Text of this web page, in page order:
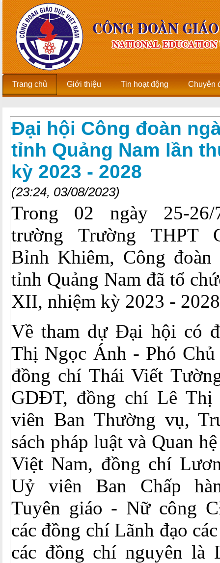
Trang chủ Giới thiệu Tin hoạt động Chuyên
Đại hội Công đoàn
tỉnh Quảng Nam lần
kỳ 2023 - 2028
(23:24, 03/08/2023)
Trong 02 ngày 25-
trường Trường THPT
Bỉnh Khiêm, Công đoàn
tỉnh Quảng Nam đã tổ
XII, nhiệm kỳ 2023 -
Về tham dự Đại hội có
Thị Ngọc Ánh - Phó
đồng chí Thái Viết
GDĐT, đồng chí Lê
viên Ban Thường vụ,
sách pháp luật và Quan
Việt Nam, đồng chí
Uỷ viên Ban Chấp
Tuyên giáo - Nữ công
các đồng chí Lãnh đạo
các đồng chí nguyên